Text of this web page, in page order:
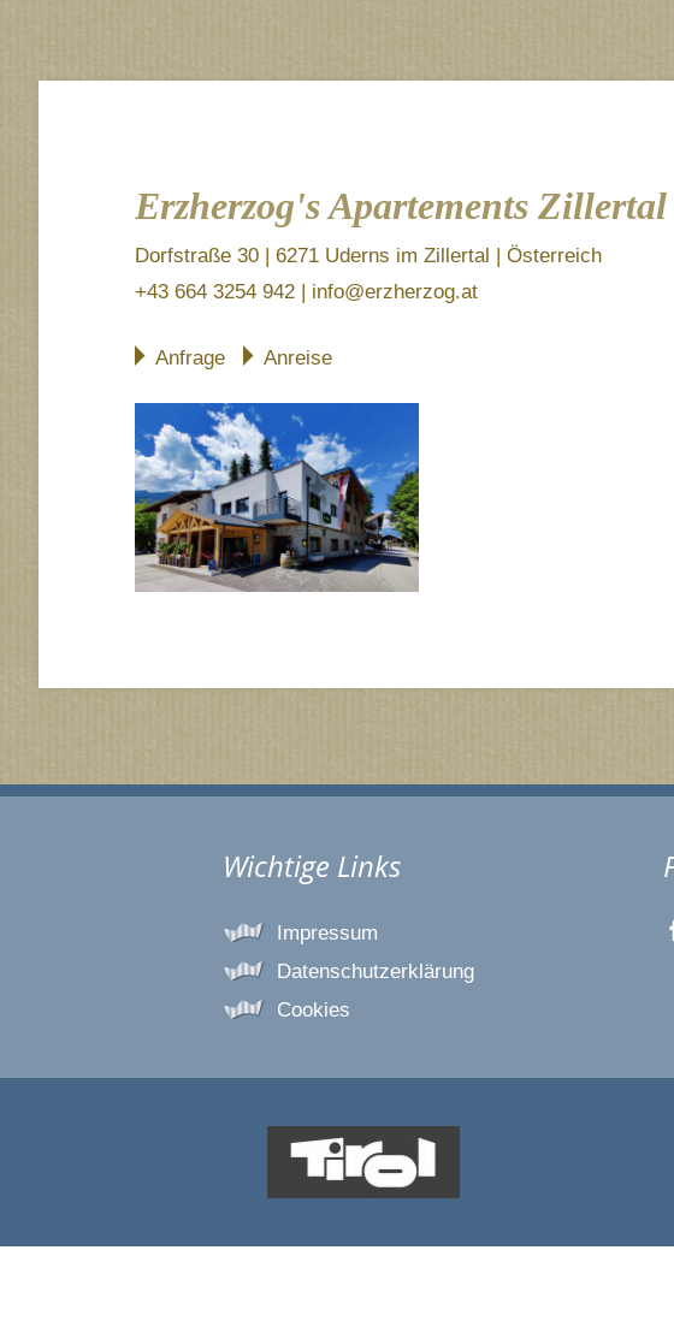
Erzherzog's Apartements Zillertal
Dorfstraße 30 | 6271 Uderns im Zillertal | Österreich
+43 664 3254 942 | info@erzherzog.at
Anfrage Anreise
Wichtige Links
Impressum
Datenschutzerklärung
Cookies